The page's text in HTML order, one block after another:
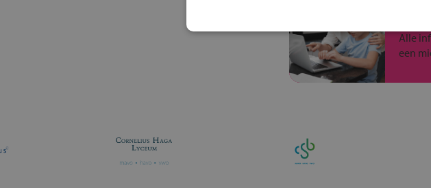
Alle
een